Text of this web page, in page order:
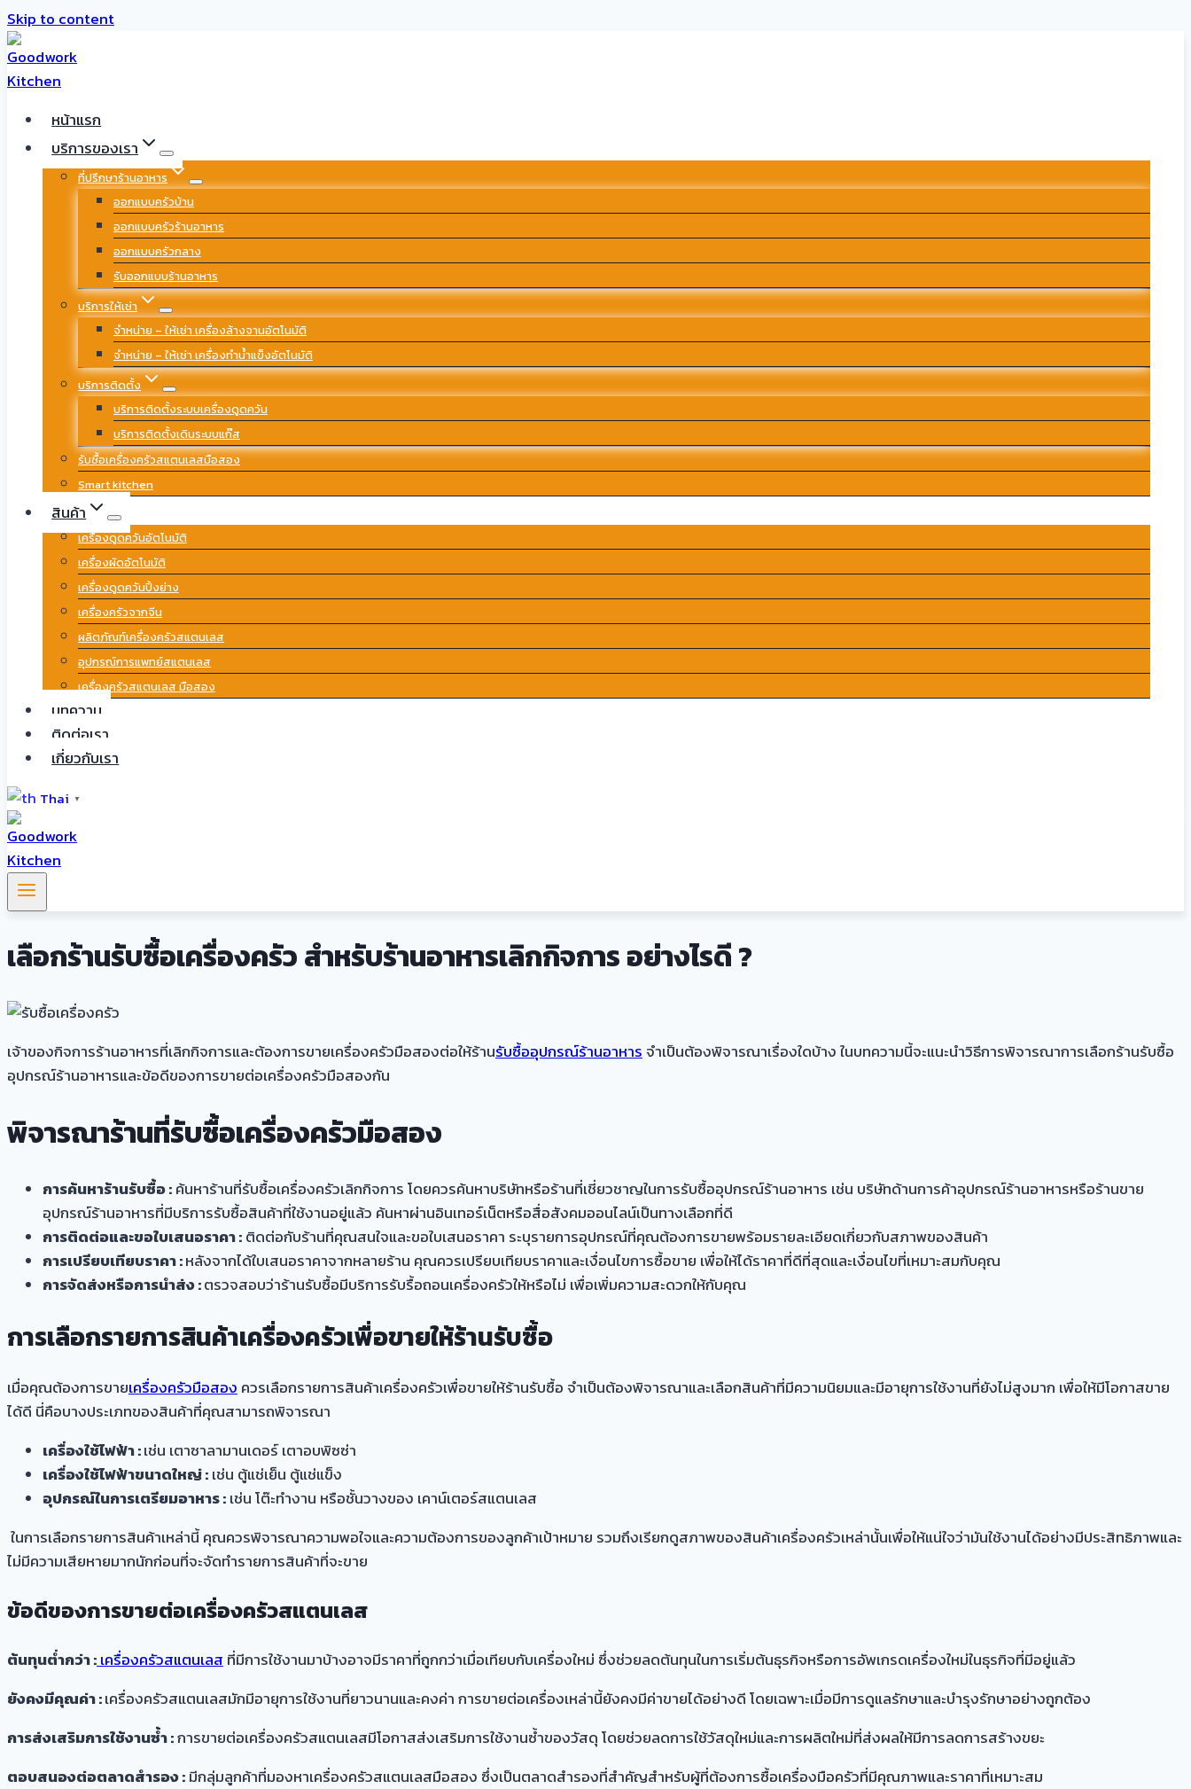
Skip to content
หน้าแรก
บริการของเรา
ที่ปรึกษาร้านอาหาร
ออกแบบครัวบ้าน
ออกแบบครัวร้านอาหาร
ออกแบบครัวกลาง
รับออกแบบร้านอาหาร
บริการให้เช่า
จำหน่าย – ให้เช่า เครื่องล้างจานอัตโนมัติ
จำหน่าย – ให้เช่า เครื่องทำน้ำแข็งอัตโนมัติ
บริการติดตั้ง
บริการติดตั้งระบบเครื่องดูดควัน
บริการติดตั้งเดินระบบแก๊ส
รับซื้อเครื่องครัวสแตนเลสมือสอง
Smart kitchen
สินค้า
เครื่องดูดควันอัตโนมัติ
เครื่องผัดอัตโนมัติ
เครื่องดูดควันปิ้งย่าง
เครื่องครัวจากจีน
ผลิตภัณฑ์เครื่องครัวสแตนเลส
อุปกรณ์การแพทย์สแตนเลส
เครื่องครัวสแตนเลส มือสอง
บทความ
ติดต่อเรา
เกี่ยวกับเรา
Thai ▼
เลือกร้านรับซื้อเครื่องครัว สำหรับร้านอาหารเลิกกิจการ อย่างไรดี ?
เจ้าของกิจการร้านอาหารที่เลิกกิจการและต้องการขายเครื่องครัวมือสองต่อให้ร้านรับซื้ออุปกรณ์ร้านอาหารจำเป็นต้องพิจารณาเรื่องใดบ้าง ในบทความนี้จะแนะนำวิธีการพิจารณาการเลือกร้านรับซื้อ
อุปกรณ์ร้านอาหารและข้อดีของการขายต่อเครื่องครัวมือสองกัน
พิจารณาร้านที่รับซื้อเครื่องครัวมือสอง
การค้นหาร้านรับซื้อ :ค้นหาร้านที่รับซื้อเครื่องครัวเลิกกิจการ โดยควรค้นหาบริษัทหรือร้านที่เชี่ยวชาญในการรับซื้ออุปกรณ์ร้านอาหาร เช่น บริษัทด้านการค้าอุปกรณ์ร้านอาหารหรือร้านขาย
อุปกรณ์ร้านอาหารที่มีบริการรับซื้อสินค้าที่ใช้งานอยู่แล้ว ค้นหาผ่านอินเทอร์เน็ตหรือสื่อสังคมออนไลน์เป็นทางเลือกที่ดี
การติดต่อและขอใบเสนอราคา :ติดต่อกับร้านที่คุณสนใจและขอใบเสนอราคา ระบุรายการอุปกรณ์ที่คุณต้องการขายพร้อมรายละเอียดเกี่ยวกับสภาพของสินค้า
การเปรียบเทียบราคา :หลังจากได้ใบเสนอราคาจากหลายร้าน คุณควรเปรียบเทียบราคาและเงื่อนไขการซื้อขาย เพื่อให้ได้ราคาที่ดีที่สุดและเงื่อนไขที่เหมาะสมกับคุณ
การจัดส่งหรือการนำส่ง :ตรวจสอบว่าร้านรับซื้อมีบริการรับรื้อถอนเครื่องครัวให้หรือไม่ เพื่อเพิ่มความสะดวกให้กับคุณ
การเลือกรายการสินค้าเครื่องครัวเพื่อขายให้ร้านรับซื้อ
เมื่อคุณต้องการขายเครื่องครัวมือสอง ควรเลือกรายการสินค้าเครื่องครัวเพื่อขายให้ร้านรับซื้อ จำเป็นต้องพิจารณาและเลือกสินค้าที่มีความนิยมและมีอายุการใช้งานที่ยังไม่สูงมาก เพื่อให้มีโอกาสขาย
ได้ดี นี่คือบางประเภทของสินค้าที่คุณสามารถพิจารณา
เครื่องใช้ไฟฟ้า :เช่น เตาซาลามานเดอร์ เตาอบพิซซ่า
เครื่องใช้ไฟฟ้าขนาดใหญ่ :เช่น ตู้แช่เย็น ตู้แช่แข็ง
อุปกรณ์ในการเตรียมอาหาร :เช่น โต๊ะทำงาน หรือชั้นวางของ เคาน์เตอร์สแตนเลส
ในการเลือกรายการสินค้าเหล่านี้ คุณควรพิจารณาความพอใจและความต้องการของลูกค้าเป้าหมาย รวมถึงเรียกดูสภาพของสินค้าเครื่องครัวเหล่านั้นเพื่อให้แน่ใจว่ามันใช้งานได้อย่างมีประสิทธิภาพและ
ไม่มีความเสียหายมากนักก่อนที่จะจัดทำรายการสินค้าที่จะขาย
ข้อดีของการขายต่อเครื่องครัวสแตนเลส
ต้นทุนต่ำกว่า :เครื่องครัวสแตนเลส ที่มีการใช้งานมาบ้างอาจมีราคาที่ถูกกว่าเมื่อเทียบกับเครื่องใหม่ ซึ่งช่วยลดต้นทุนในการเริ่มต้นธุรกิจหรือการอัพเกรดเครื่องใหม่ในธุรกิจที่มีอยู่แล้ว
ยังคงมีคุณค่า :เครื่องครัวสแตนเลสมักมีอายุการใช้งานที่ยาวนานและคงค่า การขายต่อเครื่องเหล่านี้ยังคงมีค่าขายได้อย่างดี โดยเฉพาะเมื่อมีการดูแลรักษาและบำรุงรักษาอย่างถูกต้อง
การส่งเสริมการใช้งานซ้ำ :การขายต่อเครื่องครัวสแตนเลสมีโอกาสส่งเสริมการใช้งานซ้ำของวัสดุ โดยช่วยลดการใช้วัสดุใหม่และการผลิตใหม่ที่ส่งผลให้มีการลดการสร้างขยะ
ตอบสนองต่อตลาดสำรอง :มีกลุ่มลูกค้าที่มองหาเครื่องครัวสแตนเลสมือสอง ซึ่งเป็นตลาดสำรองที่สำคัญสำหรับผู้ที่ต้องการซื้อเครื่องมือครัวที่มีคุณภาพและราคาที่เหมาะสม